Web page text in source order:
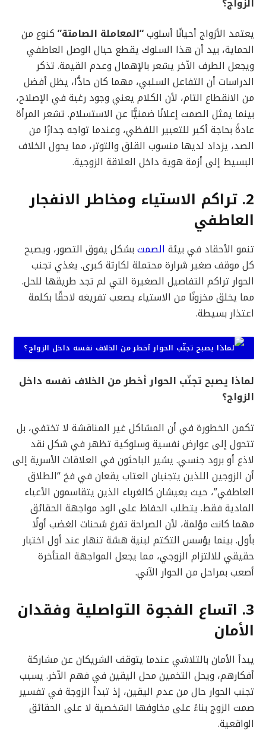
يعتمد الأزواج أحيانًا أسلوب“المعاملة الصامتة” كنوع من
الحماية، بيد أن هذا السلوك يقطع حبال الوصل العاطفي
ويجعل الطرف الآخر يشعر بالإهمال وعدم القيمة. تذكر
الدراسات أن التفاعل السلبي، مهما كان حادًّا، يظل أفضل
من الانقطاع التام، لأن الكلام يعني وجود رغبة في الإصلاح،
بينما يمثل الصمت إعلانًا ضمنيًّا عن الاستسلام. تشعر المرأة
عادةً بحاجة أكبر للتعبير اللفظي، وعندما تواجه جدارًا من
الصد، يزداد لديها منسوب القلق والتوتر، مما يحول الخلاف
البسيط إلى أزمة هوية داخل العلاقة الزوجية.
2. تراكم الاستياء ومخاطر الانفجار
العاطفي
تنمو الأحقاد في بيئة الصمت بشكل يفوق التصور، ويصبح
كل موقف صغير شرارة محتملة لكارثة كبرى. يغذي تجنب
الحوار تراكم التفاصيل الصغيرة التي لم تجد طريقها للحل.
مما يخلق مخزونًا من الاستياء يصعب تفريغه لاحقًا بكلمة
اعتذار بسيطة.
لماذا يصبح تجنّب الحوار أخطر من الخلاف نفسه داخل
الزواج؟
تكمن الخطورة في أن المشاكل غير المناقشة لا تختفي، بل
تتحول إلى عوارض نفسية وسلوكية تظهر في شكل نقد
لاذع أو برود جنسي. يشير الباحثون في العلاقات الأسرية إلى
أن الزوجين اللذين يتجنبان العتاب يقعان في فخ “الطلاق
العاطفي”، حيث يعيشان كالغرباء الذين يتقاسمون الأعباء
المادية فقط. يتطلب الحفاظ على الود مواجهة الحقائق
مهما كانت مؤلمة، لأن الصراحة تفرغ شحنات الغضب أولًا
بأول. بينما يؤسس التكتم لبنية هشة تنهار عند أول اختبار
حقيقي للالتزام الزوجي، مما يجعل المواجهة المتأخرة
أصعب بمراحل من الحوار الآني.
3. اتساع الفجوة التواصلية وفقدان
الأمان
يبدأ الأمان بالتلاشي عندما يتوقف الشريكان عن مشاركة
أفكارهم، ويحل التخمين محل اليقين في فهم الآخر. يسبب
تجنب الحوار حال من عدم اليقين، إذ تبدأ الزوجة في تفسير
صمت الزوج بناءً على مخاوفها الشخصية لا على الحقائق
الواقعية.